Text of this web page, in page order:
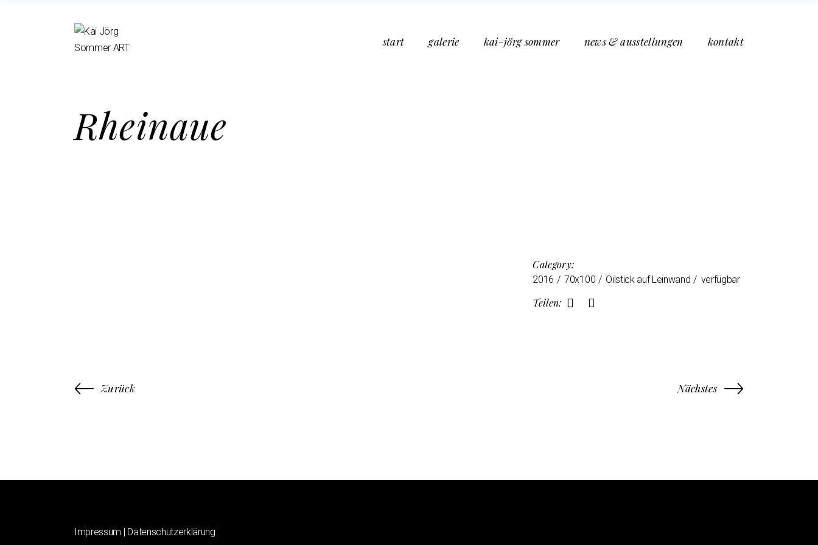
start galerie kai-jörg sommer news & ausstellungen kontakt
Rheinaue
Category:
2016 70x100 Oilstick auf Leinwand verfügbar
Teilen:
Zurück Nächstes
Impressum | Datenschutzerklärung